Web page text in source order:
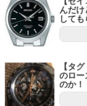
んだ
しても
【タ
のロー
のか！